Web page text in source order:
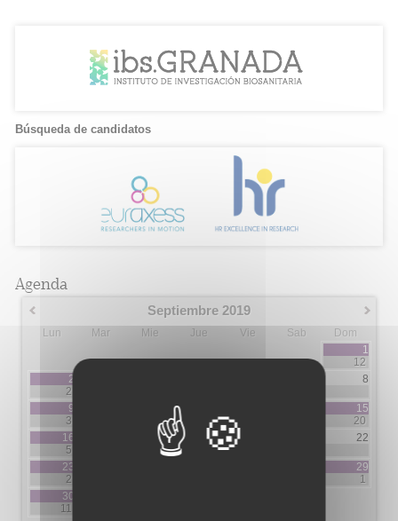
Búsqueda de candidatos
Agenda
Septiembre 2019
Lun Mar Mie Jue Vie Sab
Dom
1
12
2
2
8
9
3
3
3
15
20
16
5
18
1
19
1
22
23
2
29
1
30
11